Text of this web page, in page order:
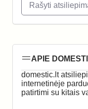
Rašyti
APIE
domestic.lt
internetinėje
patirtimi su kitais